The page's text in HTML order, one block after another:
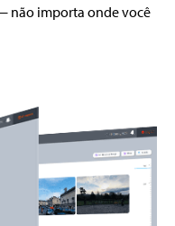
não importa onde você